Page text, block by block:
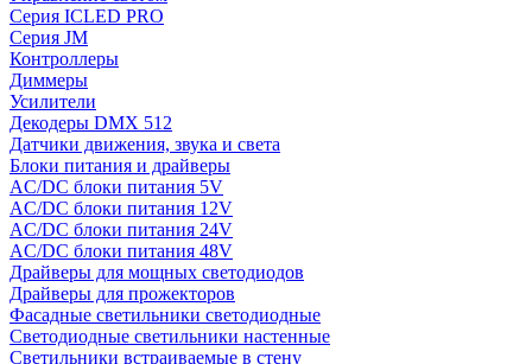
Серия ICLED PRO
Серия JM
Контроллеры
Диммеры
Усилители
Декодеры DMX 512
Датчики движения, звука и света
Блоки питания и драйверы
AC/DC блоки питания 5V
AC/DC блоки питания 12V
AC/DC блоки питания 24V
AC/DC блоки питания 48V
Драйверы для мощных светодиодов
Драйверы для прожекторов
Фасадные светильники светодиодные
Светодиодные светильники настенные
Светильники встраиваемые в стену